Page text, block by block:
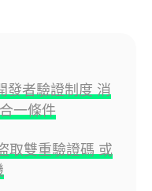
發者驗證制度 消
一條件
取雙重驗證碼 或